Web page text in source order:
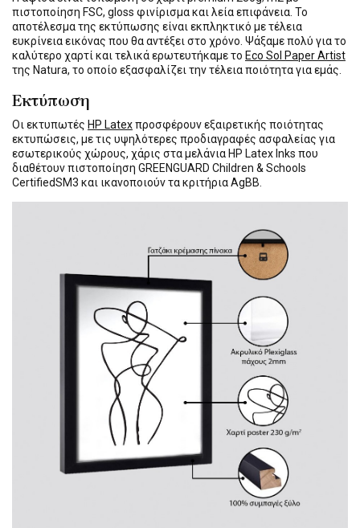
πιστοποίηση FSC, gloss φινίρισμα και λεία επιφάνεια. Το
αποτέλεσμα της εκτύπωσης είναι εκπληκτικό με τέλεια
ευκρίνεια εικόνας που θα αντέξει στο χρόνο. Ψάξαμε πολύ για το
καλύτερο χαρτί και τελικά ερωτευτήκαμε το Eco Sol Paper Artist
της Natura, το οποίο εξασφαλίζει την τέλεια ποιότητα για εμάς.
Εκτύπωση
Οι εκτυπωτές HP Latexπροσφέρουν εξαιρετικής ποιότητας
εκτυπώσεις, με τις υψηλότερες προδιαγραφές ασφαλείας για
εσωτερικούς χώρους, χάρις στα μελάνια HP Latex Inks που
διαθέτουν πιστοποίηση GREENGUARD Children & Schools
CertifiedSM3 και ικανοποιούν τα κριτήρια AgBB.